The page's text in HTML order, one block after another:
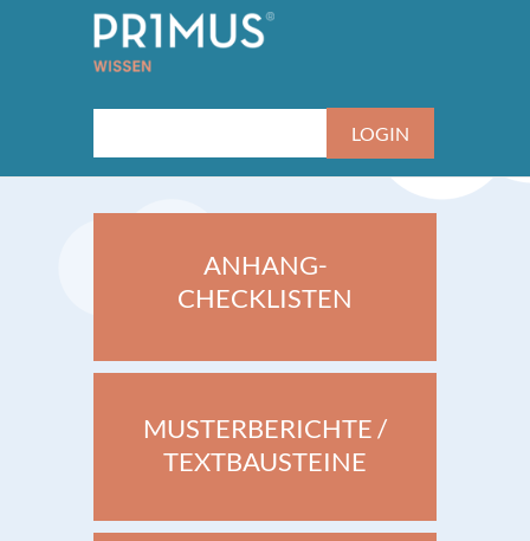
ANHANG-
CHECKLISTEN
MUSTERBERICHTE /
TEXTBAUSTEINE